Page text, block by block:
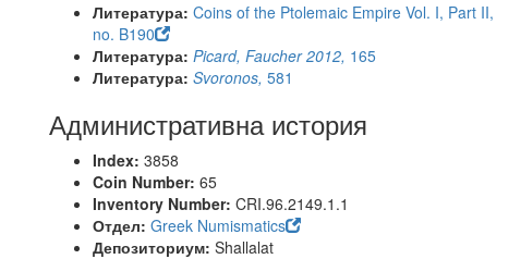
Литература: Coins of the Ptolemaic Empire Vol. I, Part II,
no. B190
Литература: Picard, Faucher 2012, 165
Литература: Svoronos, 581
Административна история
Index: 3858
Coin Number: 65
Inventory Number: CRI.96.2149.1.1
Отдел: Greek Numismatics
Депозиториум: Shallalat